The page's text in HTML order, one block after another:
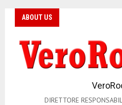
ABOUT US
DIRETTORE